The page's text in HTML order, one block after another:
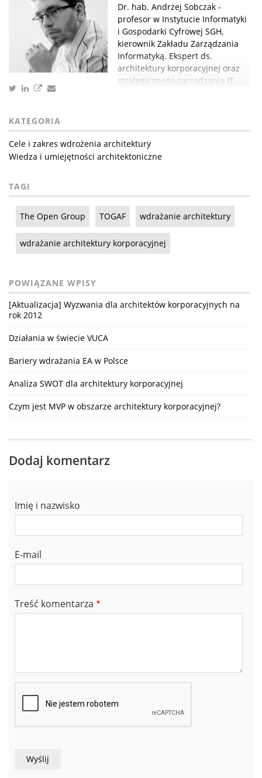
Dr. hab. Andrzej Sobczak -
profesor w Instytucie Informatyki
i Gospodarki Cyfrowej SGH,
kierownik Zakładu Zarządzania
Informatyką. Ekspert ds.
architektury korporacyjnej oraz
strategicznego zarządzania IT.
KATEGORIA
Cele i zakres wdrożenia architektury
Wiedza i umiejętności architektoniczne
TAGI
The Open Group TOGAF wdrażanie architektury
wdrażanie architektury korporacyjnej
POWIĄZANE WPISY
[Aktualizacja] Wyzwania dla architektów korporacyjnych na
rok 2012
Działania w świecie VUCA
Bariery wdrażania EA w Polsce
Analiza SWOT dla architektury korporacyjnej
Czym jest MVP w obszarze architektury korporacyjnej?
Dodaj komentarz
Imię i nazwisko
E-mail
Treść komentarza